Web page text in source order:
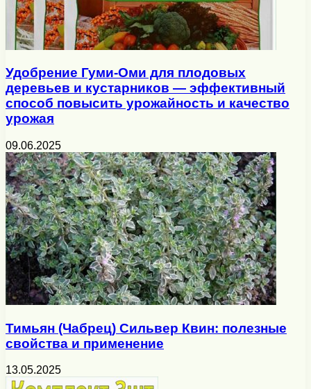
Удобрение Гуми-Оми для плодовых
деревьев и кустарников — эффективный
способ повысить урожайность и качество
урожая
09.06.2025
Тимьян (Чабрец) Сильвер Квин: полезные
свойства и применение
13.05.2025